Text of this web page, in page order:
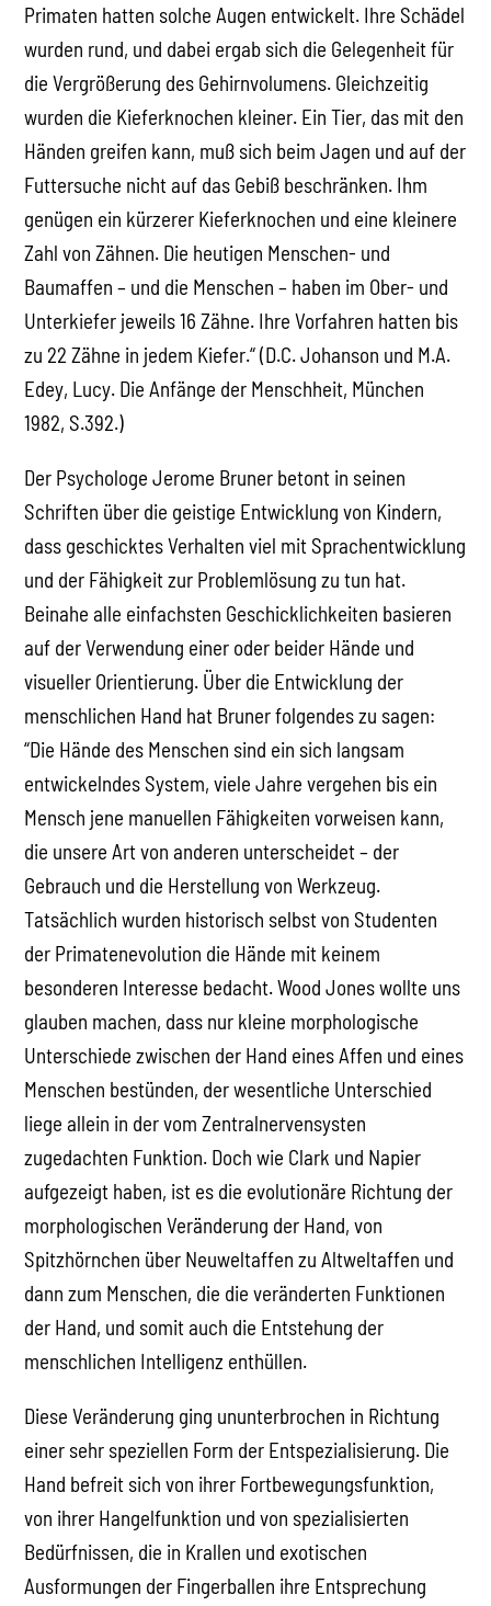
Primaten hatten solche Augen entwickelt. Ihre Schädel
wurden rund, und dabei ergab sich die Gelegenheit für
die Vergrößerung des Gehirnvolumens. Gleichzeitig
wurden die Kieferknochen kleiner. Ein Tier, das mit den
Händen greifen kann, muß sich beim Jagen und auf der
Futtersuche nicht auf das Gebiß beschränken. Ihm
genügen ein kürzerer Kieferknochen und eine kleinere
Zahl von Zähnen. Die heutigen Menschen- und
Baumaffen – und die Menschen – haben im Ober- und
Unterkiefer jeweils 16 Zähne. Ihre Vorfahren hatten bis
zu 22 Zähne in jedem Kiefer.“ (D.C. Johanson und M.A.
Edey, Lucy. Die Anfänge der Menschheit, München
1982, S.392.)
Der Psychologe Jerome Bruner betont in seinen
Schriften über die geistige Entwicklung von Kindern,
dass geschicktes Verhalten viel mit Sprachentwicklung
und der Fähigkeit zur Problemlösung zu tun hat.
Beinahe alle einfachsten Geschicklichkeiten basieren
auf der Verwendung einer oder beider Hände und
visueller Orientierung. Über die Entwicklung der
menschlichen Hand hat Bruner folgendes zu sagen:
“Die Hände des Menschen sind ein sich langsam
entwickelndes System, viele Jahre vergehen bis ein
Mensch jene manuellen Fähigkeiten vorweisen kann,
die unsere Art von anderen unterscheidet – der
Gebrauch und die Herstellung von Werkzeug.
Tatsächlich wurden historisch selbst von Studenten
der Primatenevolution die Hände mit keinem
besonderen Interesse bedacht. Wood Jones wollte uns
glauben machen, dass nur kleine morphologische
Unterschiede zwischen der Hand eines Affen und eines
Menschen bestünden, der wesentliche Unterschied
liege allein in der vom Zentralnervensysten
zugedachten Funktion. Doch wie Clark und Napier
aufgezeigt haben, ist es die evolutionäre Richtung der
morphologischen Veränderung der Hand, von
Spitzhörnchen über Neuweltaffen zu Altweltaffen und
dann zum Menschen, die die veränderten Funktionen
der Hand, und somit auch die Entstehung der
menschlichen Intelligenz enthüllen.
Diese Veränderung ging ununterbrochen in Richtung
einer sehr speziellen Form der Entspezialisierung. Die
Hand befreit sich von ihrer Fortbewegungsfunktion,
von ihrer Hangelfunktion und von spezialisierten
Bedürfnissen, die in Krallen und exotischen
Ausformungen der Fingerballen ihre Entsprechung